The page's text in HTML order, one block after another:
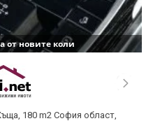
от новите коли
180 m2 София област,